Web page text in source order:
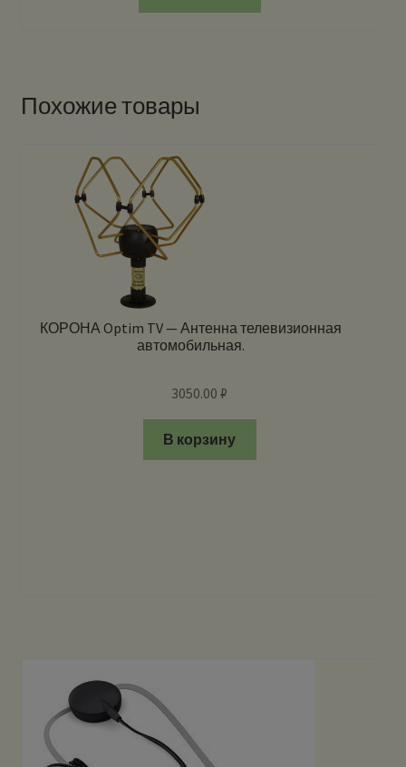
Похожие товары
КОРОНА Optim TV — Антенна телевизионная
автомобильная.
3050.00₽
В корзину